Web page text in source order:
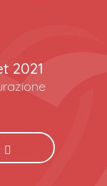
2021